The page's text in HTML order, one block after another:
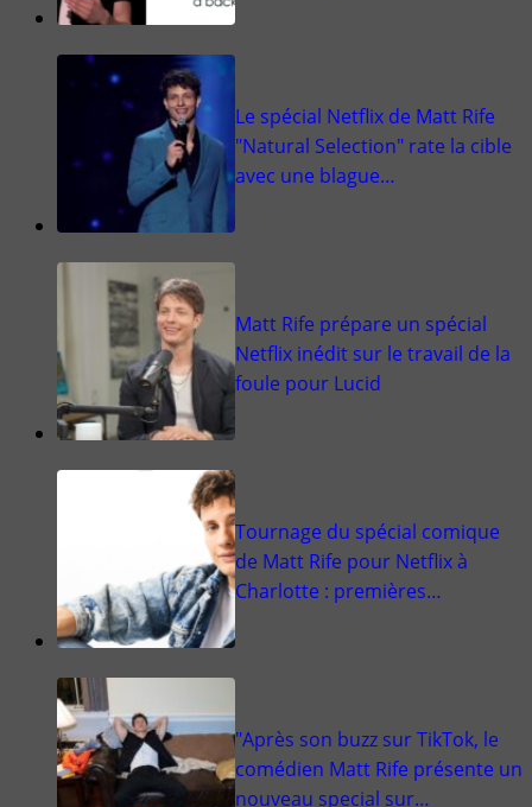
Le spécial Netflix de Matt Rife
"Natural Selection" rate la cible
avec une blague…
Matt Rife prépare un spécial
Netflix inédit sur le travail de la
foule pour Lucid
Tournage du spécial comique
de Matt Rife pour Netflix à
Charlotte : premières…
"Après son buzz sur TikTok, le
comédien Matt Rife présente un
nouveau special sur…